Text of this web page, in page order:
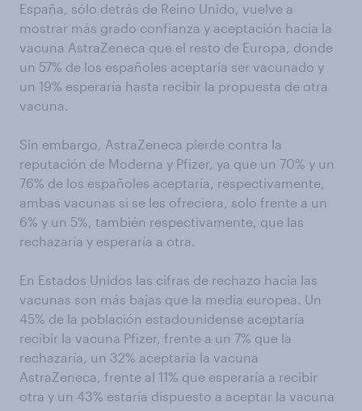
España, sólo detrás de Reino Unido, vuelve a
mostrar más grado confianza y aceptación hacia la
vacuna AstraZeneca que el resto de Europa, donde
un 57% de los españoles aceptaría ser vacunado y
un 19% esperaría hasta recibir la propuesta de otra
vacuna.
Sin embargo, AstraZeneca pierde contra la
reputación de Moderna y Pfizer, ya que un 70% y un
76% de los españoles aceptaría, respectivamente,
ambas vacunas si se les ofreciera, solo frente a un
6% y un 5%, también respectivamente, que las
rechazaría y esperaría a otra.
En Estados Unidos las cifras de rechazo hacia las
vacunas son más bajas que la media europea. Un
45% de la población estadounidense aceptaría
recibir la vacuna Pfizer, frente a un 7% que la
rechazaría, un 32% aceptaría la vacuna
AstraZeneca, frente al 11% que esperaría a recibir
otra y un 43% estaría dispuesto a aceptar la vacuna